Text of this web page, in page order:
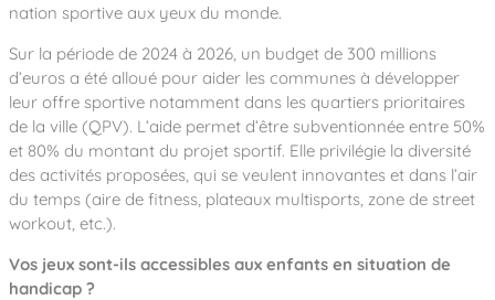
nation sportive aux yeux du monde.
Sur la période de 2024 à 2026, un budget de 300 millions
d’euros a été alloué pour aider les communes à développer
leur offre sportive notamment dans les quartiers prioritaires
de la ville (QPV). L’aide permet d’être subventionnée entre 50%
et 80% du montant du projet sportif. Elle privilégie la diversité
des activités proposées, qui se veulent innovantes et dans l’air
du temps (aire de fitness, plateaux multisports, zone de street
workout, etc.).
Vos jeux sont-ils accessibles aux enfants en situation de
handicap ?